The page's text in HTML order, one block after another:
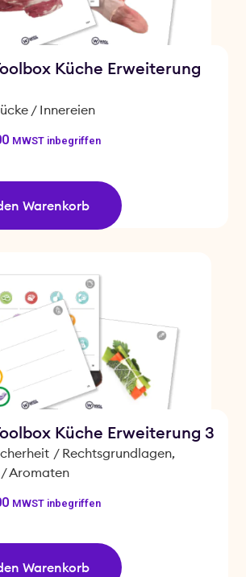
Küche Erweiterung
/ Innereien
MWST inbegriffen
Warenkorb
Küche Erweiterung 3
/ Rechtsgrundlagen,
Aromaten
MWST inbegriffen
Warenkorb